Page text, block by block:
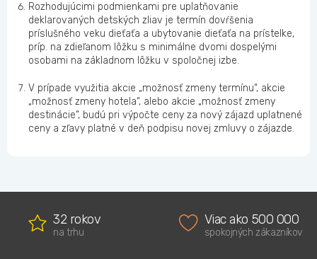
Rozhodujúcimi podmienkami pre uplatňovanie
deklarovaných detských zliav je termín dovŕšenia
príslušného veku dieťaťa a ubytovanie dieťaťa na prístelke,
príp. na zdieľanom lôžku s minimálne dvomi dospelými
osobami na základnom lôžku v spoločnej izbe.
V prípade využitia akcie „možnosť zmeny termínu“, akcie
„možnosť zmeny hotela“, alebo akcie „možnosť zmeny
destinácie“, budú pri výpočte ceny za nový zájazd uplatnené
ceny a zľavy platné v deň podpisu novej zmluvy o zájazde.
32 rokov
na trhu
Viac ako 500 000
spokojných zákazníkov